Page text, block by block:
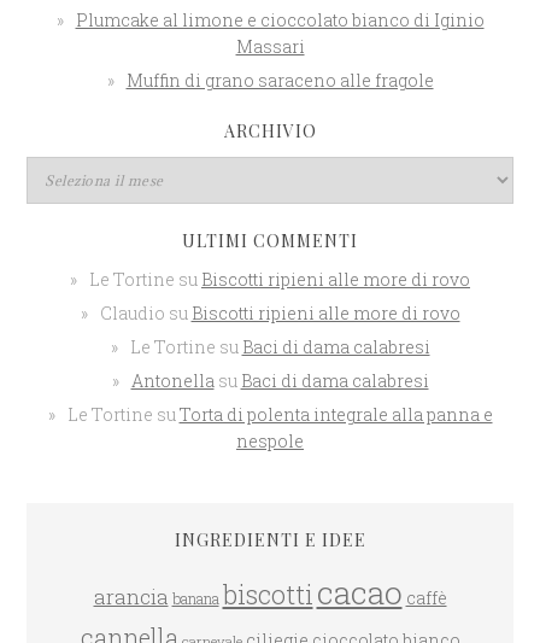
Plumcake al limone e cioccolato bianco di Iginio
Massari
Muffin di grano saraceno alle fragole
ARCHIVIO
ULTIMI COMMENTI
Le Tortine su Biscotti ripieni alle more di rovo
Claudio su Biscotti ripieni alle more di rovo
Le Tortine su Baci di dama calabresi
Antonellasu Baci di dama calabresi
Le Tortine suTorta di polenta integrale alla panna e
nespole
INGREDIENTI E IDEE
arancia banana biscotticacao caffè